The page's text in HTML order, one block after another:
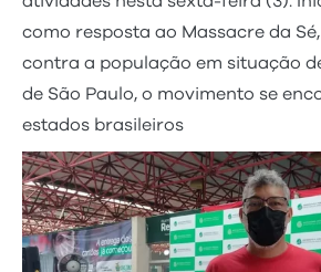
como resposta ao Massacre da
contra a população em situação
de São Paulo, o movimento se
estados brasileiros